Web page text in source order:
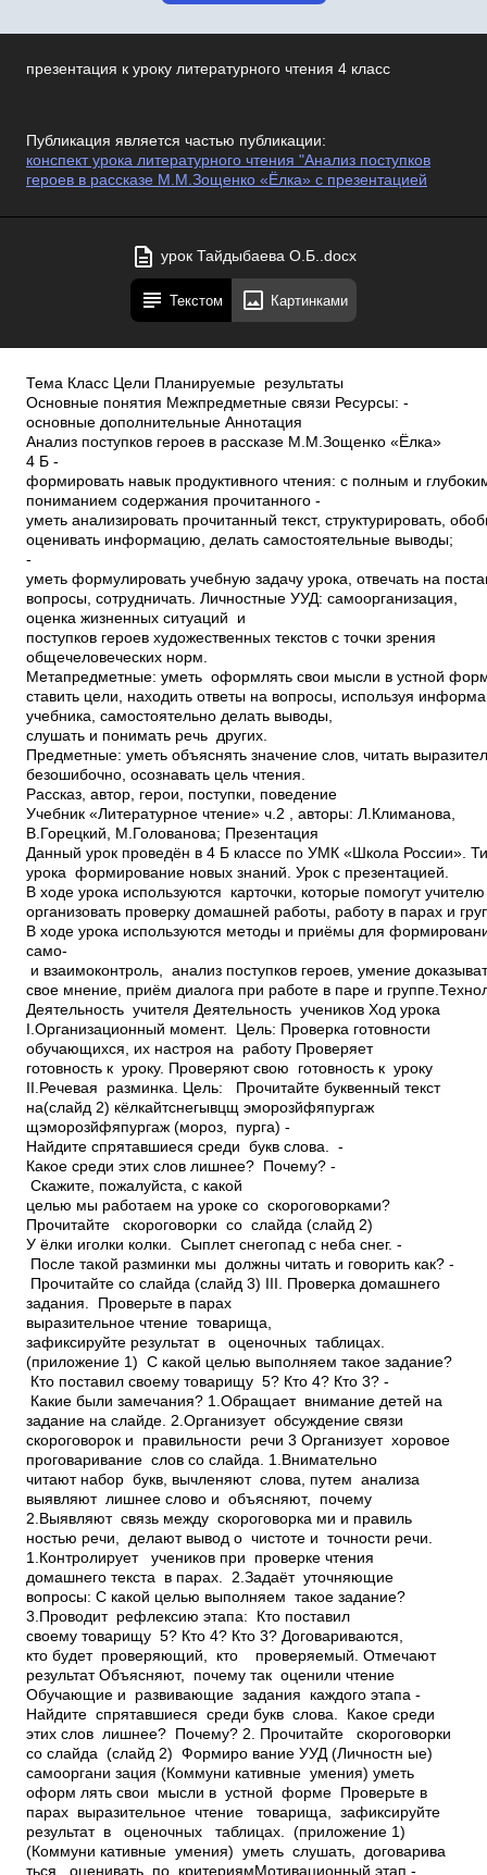
презентация к уроку литературного чтения 4 класс
Публикация является частью публикации:
конспект урока литературного чтения "Анализ поступков
героев в рассказе М.М.Зощенко «Ёлка» с презентацией
урок Тайдыбаева О.Б..docx
Текстом Картинками
Тема Класс Цели Планируемые результаты
Основные понятия Межпредметные связи Ресурсы: ­
основные ­дополнительные Аннотация
Анализ поступков героев в рассказе М.М.Зощенко «Ёлка»
4 Б ­
формировать навык продуктивного чтения: с полным и
пониманием содержания прочитанного ­
уметь анализировать прочитанный текст, структурировать,
оценивать информацию, делать самостоятельные выводы;
­
уметь формулировать учебную задачу урока, отвечать на
вопросы, сотрудничать. Личностные УУД: самоорганизация,
оценка жизненных ситуаций и
поступков героев художественных текстов с точки зрения
общечеловеческих норм.
Метапредметные: уметь оформлять свои мысли в устной
ставить цели, находить ответы на вопросы, используя
учебника, самостоятельно делать выводы,
слушать и понимать речь других.
Предметные: уметь объяснять значение слов, читать
безошибочно, осознавать цель чтения.
Рассказ, автор, герои, поступки, поведение
Учебник «Литературное чтение» ч.2 , авторы: Л.Климанова,
В.Горецкий, М.Голованова; Презентация
Данный урок проведён в 4 Б классе по УМК «Школа России».
урока ­ формирование новых знаний. Урок с презентацией.
В ходе урока используются карточки, которые помогут
организовать проверку домашней работы, работу в парах и
В ходе урока используются методы и приёмы для
само­
и взаимоконтроль, анализ поступков героев, умение
свое мнение, приём диалога при работе в паре и
Деятельность учителя Деятельность учеников Ход урока
I.Организационный момент. Цель: Проверка готовности
обучающихся, их настроя на работу Проверяет
готовность к уроку. Проверяют свою готовность к уроку
II.Речевая разминка. Цель: ­ Прочитайте буквенный текст
на(слайд 2) кёлкайтснегывцщ эморозйфяпургаж
щэморозйфяпургаж (мороз, пурга) ­
Найдите спрятавшиеся среди букв слова. ­
Какое среди этих слов лишнее? Почему? ­
Скажите, пожалуйста, с какой
целью мы работаем на уроке со скороговорками?
Прочитайте скороговорки со слайда (слайд 2)
У ёлки иголки колки. Сыплет снегопад с неба снег. ­
После такой разминки мы должны читать и говорить как? ­
Прочитайте со слайда (слайд 3) III. Проверка домашнего
задания. ­ Проверьте в парах
выразительное чтение товарища,
зафиксируйте результат в оценочных таблицах.
(приложение 1) ­ С какой целью выполняем такое задание?
­ Кто поставил своему товарищу 5? Кто 4? Кто 3? ­
Какие были замечания? 1.Обращает внимание детей на
задание на слайде. 2.Организует обсуждение связи
скороговорок и правильности речи 3 Организует хоровое
проговаривание слов со слайда. 1.Внимательно
читают набор букв, вычленяют слова, путем анализа
выявляют лишнее слово и объясняют, почему
2.Выявляют связь между скороговорка ми и правиль
ностью речи, делают вывод о чистоте и точности речи.
1.Контролирует учеников при проверке чтения
домашнего текста в парах. 2.Задаёт уточняющие
вопросы:­ С какой целью выполняем такое задание?
3.Проводит рефлексию этапа: ­ Кто поставил
своему товарищу 5? Кто 4? Кто 3? Договариваются,
кто будет проверяющий, кто ­ проверяемый. Отмечают
результат Объясняют, почему так оценили чтение
Обучающие и развивающие задания каждого этапа ­
Найдите спрятавшиеся среди букв слова. ­Какое среди
этих слов лишнее? Почему? 2. Прочитайте скороговорки
со слайда (слайд 2) Формиро вание УУД (Личностн ые)
самооргани зация (Коммуни кативные умения) уметь
оформ лять свои мысли в устной форме ­ Проверьте в
парах выразительное чтение товарища, зафиксируйте
результат в оценочных таблицах. (приложение 1)
(Коммуни кативные умения) уметь слушать, договарива
ться, оценивать по критериямМотивационный этап ­